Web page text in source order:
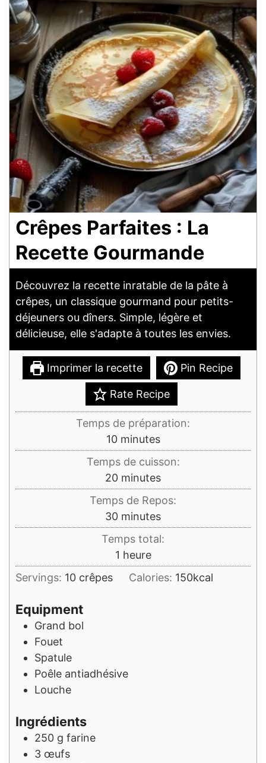
Crêpes Parfaites : La
Recette Gourmande
Découvrez la recette inratable de la pâte à
crêpes, un classique gourmand pour petits-
déjeuners ou dîners. Simple, légère et
délicieuse, elle s'adapte à toutes les envies.
Imprimer la recette Pin Recipe
Rate Recipe
Temps de préparation:
10minutes
minutes
Temps de cuisson:
20minutes
minutes
Temps de Repos:
30minutes
minutes
Temps total:
1 heure
heure
Servings: 10 crêpes Calories: 150kcal
Equipment
Grand bol
Fouet
Spatule
Poêle antiadhésive
Louche
Ingrédients
250 g farine
3 œufs